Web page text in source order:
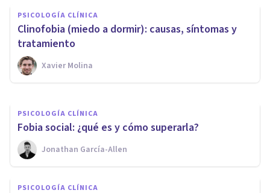
PSICOLOGÍA CLÍNICA
Clinofobia (miedo a dormir): causas, síntomas y
tratamiento
Xavier Molina
Técnica de la reversión del
hábito: qué es y cómo se usa
Nahum Montagud Rubio
PSICOLOGÍA CLÍNICA
Fobia social: ¿qué es y cómo superarla?
Jonathan García-Allen
PSICOLOGÍA CLÍNICA